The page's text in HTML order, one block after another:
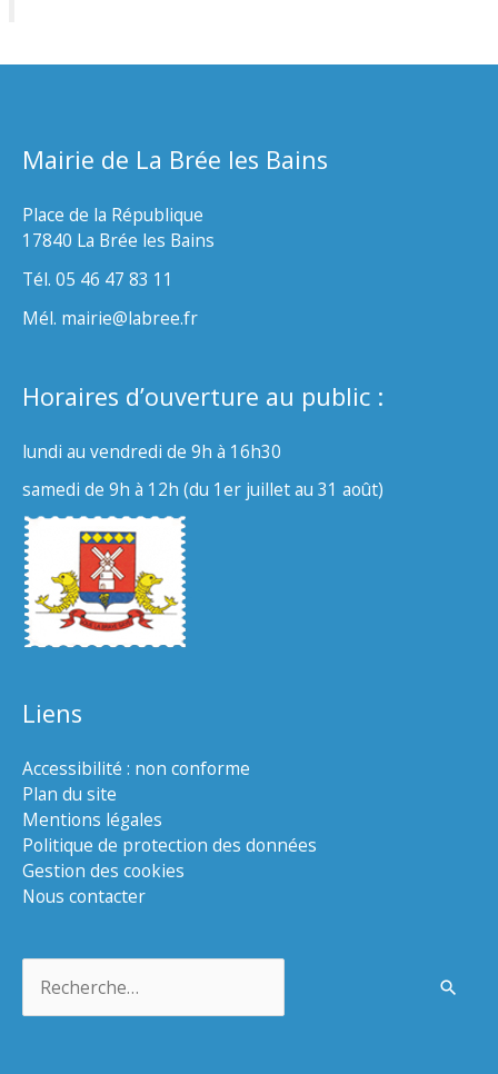
Mairie de La Brée les Bains
Place de la République
17840 La Brée les Bains
Tél. 05 46 47 83 11
Mél. mairie@labree.fr
Horaires d’ouverture au public :
lundi au vendredi de 9h à 16h30
samedi de 9h à 12h (du 1er juillet au 31 août)
Liens
Accessibilité : non conforme
Plan du site
Mentions légales
Politique de protection des données
Gestion des cookies
Nous contacter